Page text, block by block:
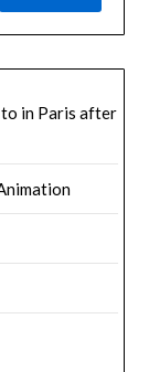
to in Paris after